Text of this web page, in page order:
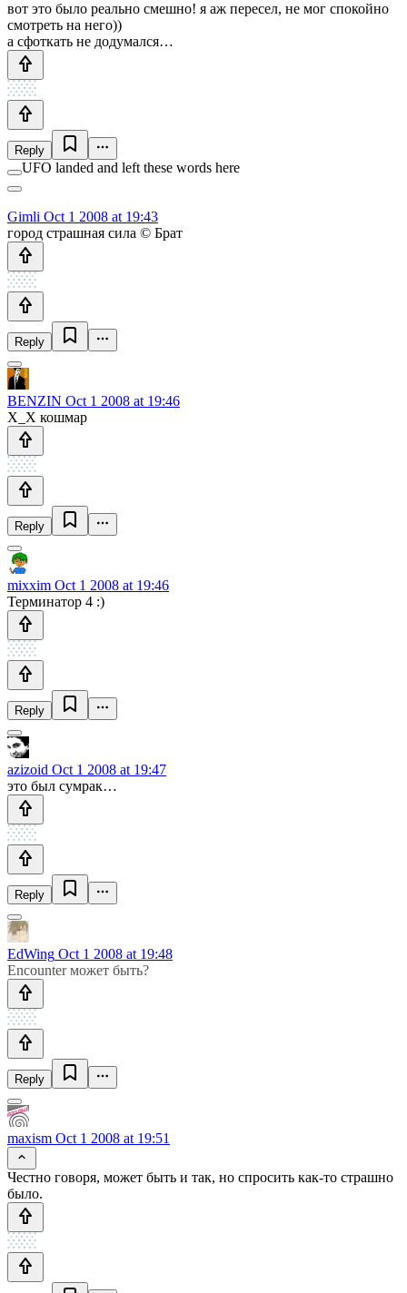
вот это было реально смешно! я аж пересел, не мог спокойно
смотреть на него))
а сфоткать не додумался…
Reply
UFO landed and left these words here
Gimli Oct 1 2008 at 19:43
город страшная сила © Брат
Reply
BENZIN Oct 1 2008 at 19:46
Х_Х кошмар
Reply
mixxim Oct 1 2008 at 19:46
Терминатор 4 :)
Reply
azizoid Oct 1 2008 at 19:47
это был сумрак…
Reply
EdWing Oct 1 2008 at 19:48
Encounter может быть?
Reply
maxism Oct 1 2008 at 19:51
Честно говоря, может быть и так, но спросить как-то страшно
было.